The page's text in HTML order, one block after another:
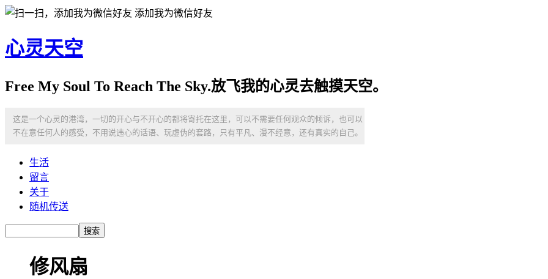
添加我为微信好友
心灵天空
Free My Soul To Reach The Sky.放飞我的心灵去触摸天空。
这是一个心灵的港湾，一切的开心与不开心的都将寄托在这里，可以不需要任何观众的倾诉，也可以
不在意任何人的感受，不用说违心的话语、玩虚伪的套路，只有平凡、漫不经意，还有真实的自己。
生活
留言
关于
随机传送
修风扇